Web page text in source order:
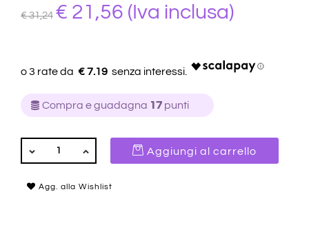
€ 31,24 € 21,56 (Iva inclusa)
€ 7.19
Compra e guadagna 17 punti
QUANTITÀ
Aggiungi al carrello
Agg. alla Wishlist